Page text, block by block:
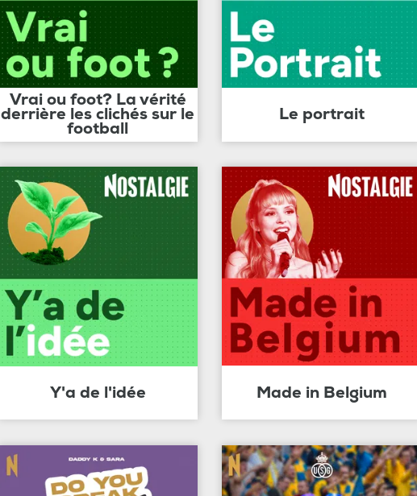
Vrai ou foot? La vérité
derrière les clichés sur le
football
Le portrait
Y'a de l'idée Made in Belgium